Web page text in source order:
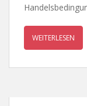
WEITERLESEN